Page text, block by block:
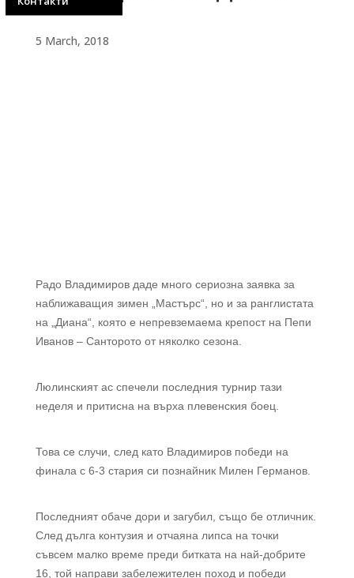
5 March, 2018
Радо Владимиров даде много сериозна заявка за
наближаващия зимен „Мастърс“, но и за ранглистата
на „Диана“, която е непревземаема крепост на Пепи
Иванов – Санторото от няколко сезона.
Люлинският ас спечели последния турнир тази
неделя и притисна на върха плевенския боец.
Това се случи, след като Владимиров победи на
финала с 6-3 стария си познайник Милен Германов.
Последният обаче дори и загубил, също бе отличник.
След дълга контузия и отчаяна липса на точки
съвсем малко време преди битката на най-добрите
16, той направи забележителен поход и победи